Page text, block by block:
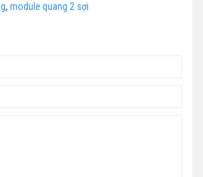
, module quang 2 sợi